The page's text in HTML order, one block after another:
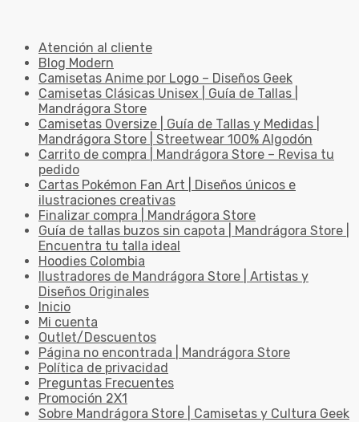
Atención al cliente
Blog Modern
Camisetas Anime por Logo – Diseños Geek
Camisetas Clásicas Unisex | Guía de Tallas |
Mandrágora Store
Camisetas Oversize | Guía de Tallas y Medidas |
Mandrágora Store | Streetwear 100% Algodón
Carrito de compra | Mandrágora Store – Revisa tu
pedido
Cartas Pokémon Fan Art | Diseños únicos e
ilustraciones creativas
Finalizar compra | Mandrágora Store
Guía de tallas buzos sin capota | Mandrágora Store |
Encuentra tu talla ideal
Hoodies Colombia
Ilustradores de Mandrágora Store | Artistas y
Diseños Originales
Inicio
Mi cuenta
Outlet/Descuentos
Página no encontrada | Mandrágora Store
Política de privacidad
Preguntas Frecuentes
Promoción 2X1
Sobre Mandrágora Store | Camisetas y Cultura Geek